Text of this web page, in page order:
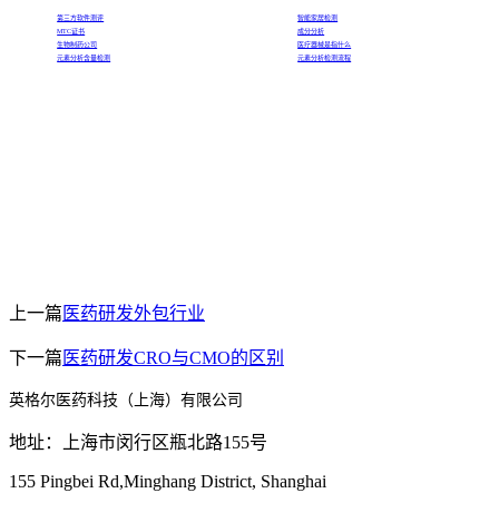
第三方软件测评
智能家居检测
MTC证书
成分分析
生物制药公司
医疗器械是指什么
元素分析含量检测
元素分析检测流程
上一篇 医药研发外包行业
下一篇 医药研发CRO与CMO的区别
英格尔医药科技（上海）有限公司
地址：上海市闵行区瓶北路155号
155 Pingbei Rd,Minghang District, Shanghai